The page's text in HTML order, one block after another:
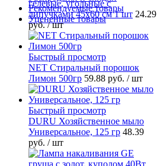
Рекомендуемые товары
Уцененные товары
гелевые, угольные с
липучками 45х60 см 1 шт 24.29
руб./ шт
Быстрый просмотр
NET Стиральный порошок
Лимон 500гр 59.88 руб. / шт
Быстрый просмотр
DURU Хозяйственное мыло
Универсальное, 125 гр 48.39
руб. / шт